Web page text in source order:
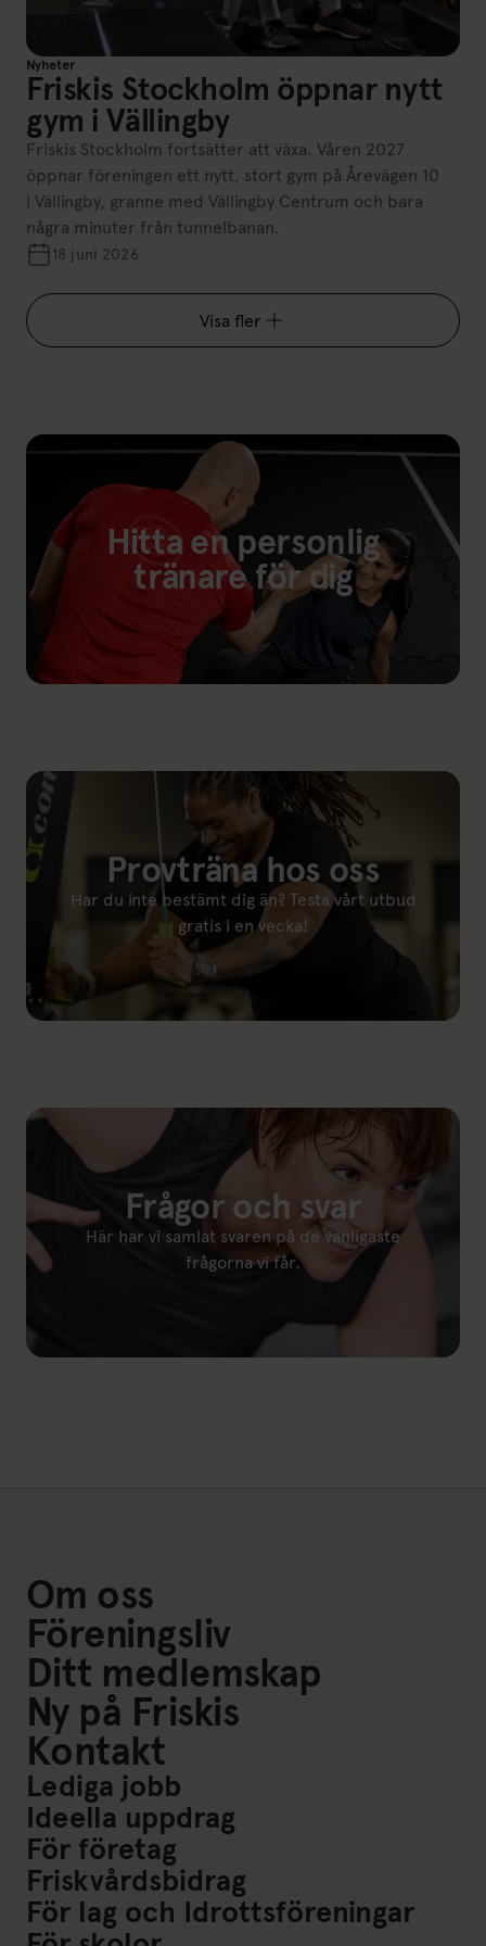
Nyheter
Friskis Stockholm öppnar nytt
gym i Vällingby
Friskis Stockholm fortsätter att växa. Våren 2027
öppnar föreningen ett nytt, stort gym på Årevägen 10
i Vällingby, granne med Vällingby Centrum och bara
några minuter från tunnelbanan.
18 juni 2026
Visa fler
Hitta en personlig
tränare för dig
Provträna hos oss
Har du inte bestämt dig än? Testa vårt utbud
gratis i en vecka!
Frågor och svar
Här har vi samlat svaren på de vanligaste
frågorna vi får.
Om oss
Föreningsliv
Ditt medlemskap
Ny på Friskis
Kontakt
Lediga jobb
Ideella uppdrag
För företag
Friskvårdsbidrag
För lag och Idrottsföreningar